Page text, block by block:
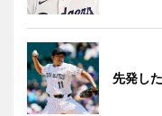
先発し